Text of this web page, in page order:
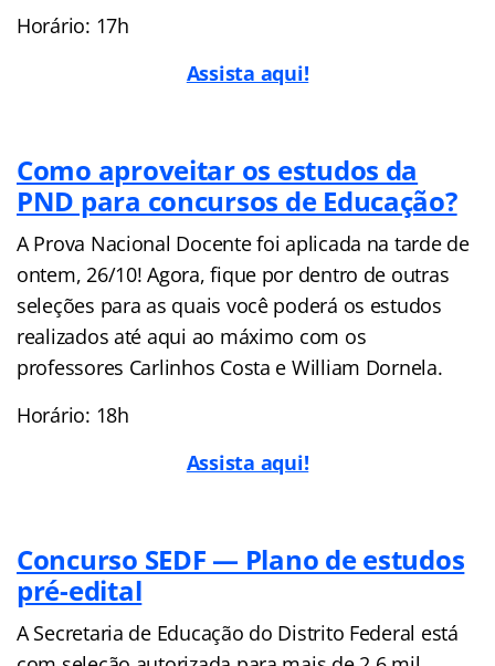
Horário: 17h
Assista aqui!
Como aproveitar os estudos da
PND para concursos de Educação?
A Prova Nacional Docente foi aplicada na tarde de
ontem, 26/10! Agora, fique por dentro de outras
seleções para as quais você poderá os estudos
realizados até aqui ao máximo com os
professores Carlinhos Costa e William Dornela.
Horário: 18h
Assista aqui!
Concurso SEDF — Plano de estudos
pré-edital
A Secretaria de Educação do Distrito Federal está